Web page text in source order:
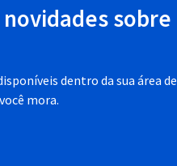
sobre
dentro da sua área de
mora.